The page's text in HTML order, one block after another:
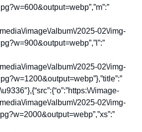
image\/album\/2025-02\/img-
image\/album\/2025-02\/img-
\/image-
image\/album\/2025-02\/img-